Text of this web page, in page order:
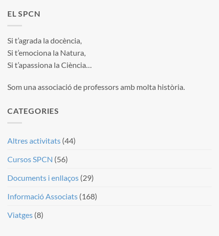
EL SPCN
Si t’agrada la docència,
Si t’emociona la Natura,
Si t’apassiona la Ciència…
Som una associació de professors amb molta història.
CATEGORIES
Altres activitats (44)
Cursos SPCN (56)
Documents i enllaços (29)
Informació Associats (168)
Viatges (8)